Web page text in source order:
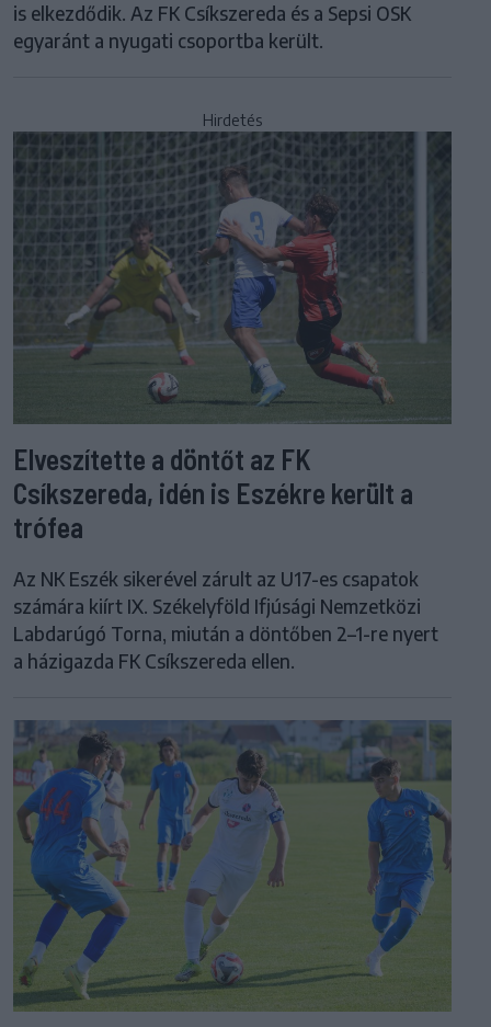
is elkezdődik. Az FK Csíkszereda és a Sepsi OSK
egyaránt a nyugati csoportba került.
Hirdetés
Elveszítette a döntőt az FK
Csíkszereda, idén is Eszékre került a
trófea
Az NK Eszék sikerével zárult az U17-es csapatok
számára kiírt IX. Székelyföld Ifjúsági Nemzetközi
Labdarúgó Torna, miután a döntőben 2–1-re nyert
a házigazda FK Csíkszereda ellen.